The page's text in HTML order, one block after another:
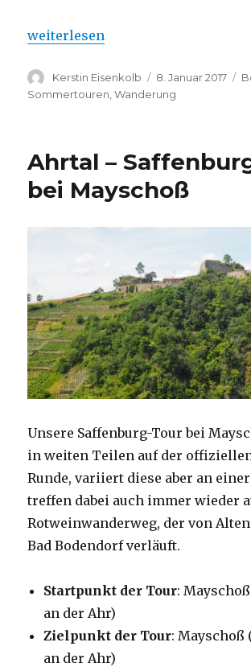
„Aachtobel – Lippertsreute –
weiterlesen
Autor
Kerstin Eisenkolb
Veröffentlicht
am
8. Januar 2017
Sommertouren,Wanderung
Ahrtal –
bei Mayschoß
Unsere Saffenburg-Tour bei
in weiten Teilen auf der
Runde, variiert diese aber an
treffen dabei auch immer wieder
Rotweinwanderweg, der von
Bad Bodendorf verläuft.
Startpunkt der Tour:
an der Ahr)
Zielpunkt der Tour: Mayschoß
an der Ahr)